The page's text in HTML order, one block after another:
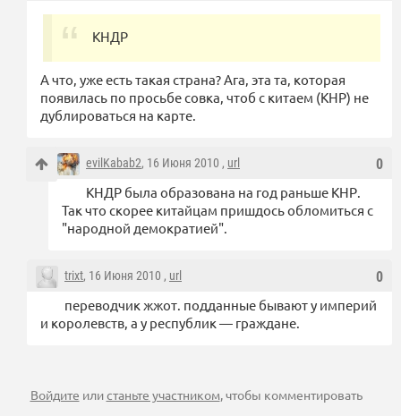
КНДР
А что, уже есть такая страна? Ага, эта та, которая
появилась по просьбе совка, чтоб с китаем (КНР) не
дублироваться на карте.
0
evilKabab2, 16 Июня 2010 , url
КНДР была образована на год раньше КНР.
Так что скорее китайцам пришдось обломиться с
"народной демократией".
0
trixt, 16 Июня 2010 , url
переводчик жжот. подданные бывают у империй
и королевств, а у республик — граждане.
Войдите илистаньте участником, чтобы комментировать